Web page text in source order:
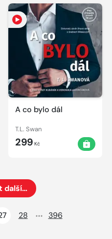
A co bylo dál
T.L. Swan
299 Kč
další…
28 396